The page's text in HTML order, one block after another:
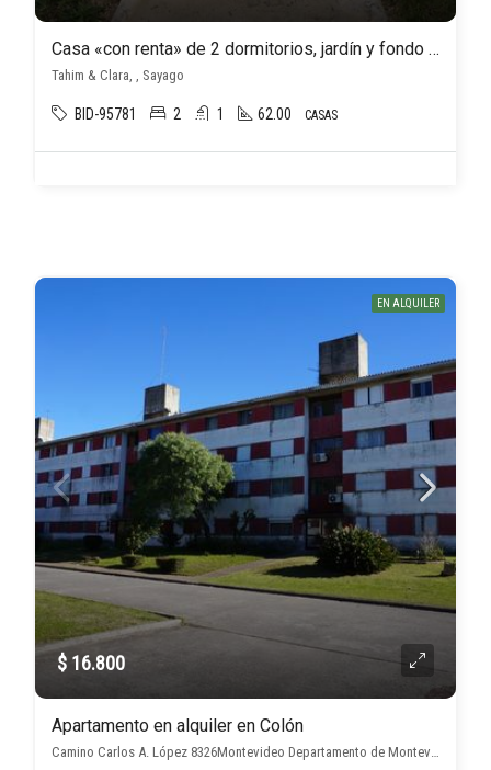
Casa «con renta» de 2 dormitorios, jardín y fondo ubicada en el corazón de Sayago
Tahim & Clara, , Sayago
BID-95781 2 1 62.00 CASAS
EN ALQUILER
$ 16.800
Apartamento en alquiler en Colón
Camino Carlos A. López 8326Montevideo Departamento de Montevideo, Uruguay, , Colón